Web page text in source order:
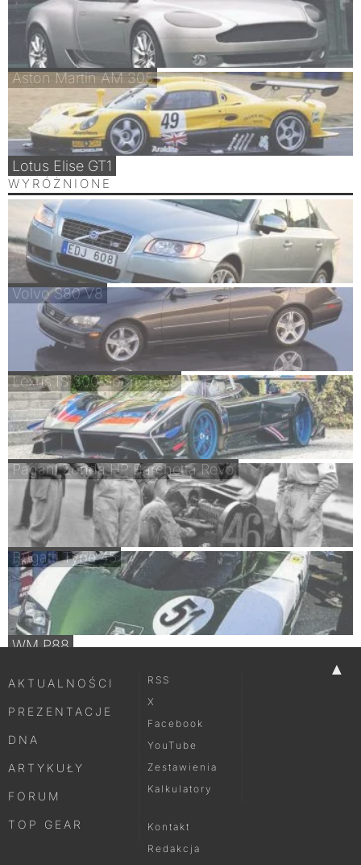
Aston Martin AM 305
Lotus Elise GT1
WYRÓŻNIONE
Volvo S80 V8
Lexus IS 300 SportCross
Pagani Zonda HP Barchetta Revo
Bugatti Type 45
WM P88
▲
AKTUALNOŚCI
PREZENTACJE
DNA
ARTYKUŁY
FORUM
TOP GEAR
RSS
X
Facebook
YouTube
Zestawienia
Kalkulatory
Kontakt
Redakcja